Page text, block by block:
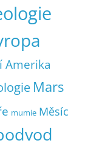
Amerika
Mars
mumie Měsíc